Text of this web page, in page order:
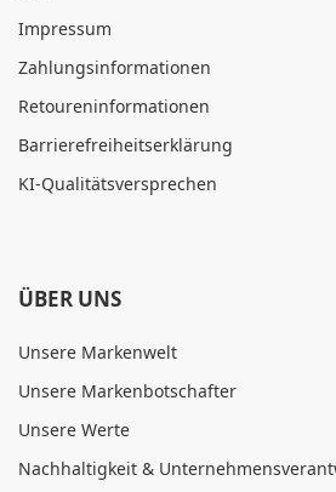
Impressum
Zahlungsinformationen
Retoureninformationen
Barrierefreiheitserklärung
KI-Qualitätsversprechen
ÜBER UNS
Unsere Markenwelt
Unsere Markenbotschafter
Unsere Werte
Nachhaltigkeit &